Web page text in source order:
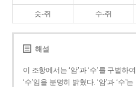
숫-쥐 수-쥐
해설
이 조항에서는 ‘암’과 ‘수’를 구별하
‘수’임을 분명히 밝혔다. ‘암’과 ‘수’